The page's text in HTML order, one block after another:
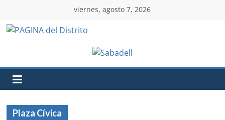
viernes, agosto 7, 2026
Plaza Cívica